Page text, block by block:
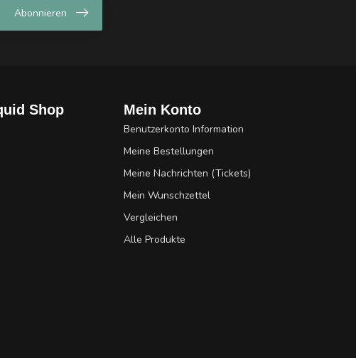
Abonnieren
Shop
Mein Konto
Benutzerkonto Information
Meine Bestellungen
Meine Nachrichten (Tickets)
Mein Wunschzettel
Vergleichen
Alle Produkte